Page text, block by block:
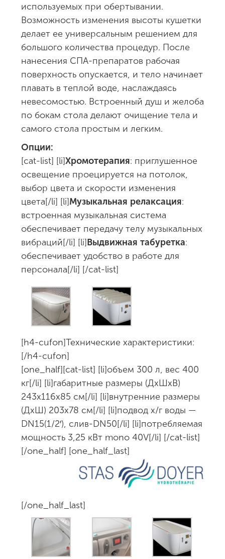
используемых при обертывании.
Возможность изменения высоты кушетки
делает ее универсальным решением для
большого количества процедур. После
нанесения СПА-препаратов рабочая
поверхность опускается, и тело начинает
плавать в теплой воде, наслаждаясь
невесомостью. Встроенный душ и желоба
по бокам стола делают очищение тела и
самого стола простым и легким.
Опции:
[cat-list] [li]Хромотерапия: приглушенное
освещение проецируется на потолок,
выбор цвета и скорости изменения
цвета[/li] [li]Музыкальная релаксация:
встроенная музыкальная система
обеспечивает передачу телу музыкальных
вибраций[/li] [li]Выдвижная табуретка:
обеспечивает удобство в работе для
персонала[/li] [/cat-list]
[h4-cufon]Технические характеристики:
[/h4-cufon]
[one_half][cat-list] [li]объем 300 л, вес 400
кг[/li] [li]габаритные размеры (ДхШхВ)
243х116х85 см[/li] [li]внутренние размеры
(ДхШ) 203х78 см[/li] [li]подвод х/г воды —
DN15(1/2′), слив-DN50[/li] [li]потребляемая
мощность 3,25 кВт mono 40V[/li] [/cat-list]
[/one_half] [one_half_last]
[/one_half_last]